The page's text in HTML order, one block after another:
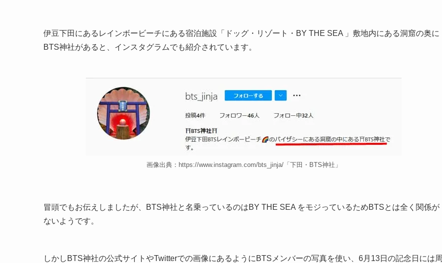
伊豆下田にあるレインボービーチにある宿泊施設「ドッグ・リゾート・BY THE SEA 」敷地内にある洞窟の奥に
BTS神社があると、インスタグラムでも紹介されています。
画像出典：https://www.instagram.com/bts_jinja/「下田・BTS神社」
冒頭でもお伝えしましたが、BTS神社と名乗っているのはBY THE SEA をモジっているためBTSとは全く関係が
ないようです。
しかしBTS神社の公式サイトやTwitterでの画像にあるようにBTSメンバーの写真を使い、6月13日の記念日には